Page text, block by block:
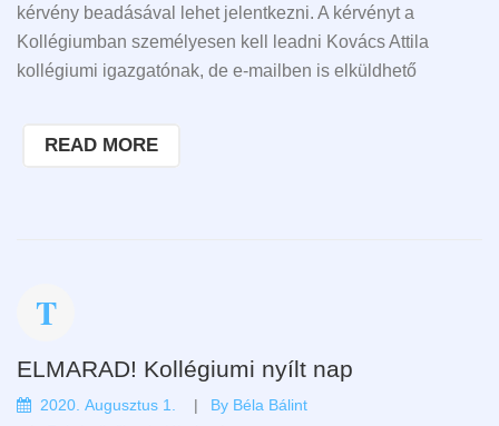
kérvény beadásával lehet jelentkezni. A kérvényt a
Kollégiumban személyesen kell leadni Kovács Attila
kollégiumi igazgatónak, de e-mailben is elküldhető
READ MORE
ELMARAD! Kollégiumi nyílt nap
2020. Augusztus 1. By Béla Bálint